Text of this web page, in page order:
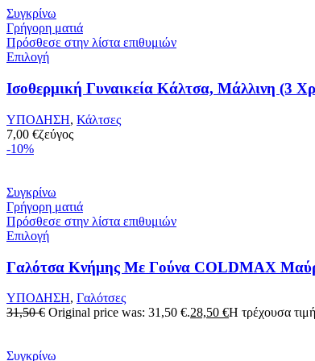
Συγκρίνω
Γρήγορη ματιά
Πρόσθεσε στην λίστα επιθυμιών
Επιλογή
Ισοθερμική Γυναικεία Κάλτσα, Μάλλινη (3
ΥΠΟΔΗΣΗ, Κάλτσες
7,00 €ζεύγος
-10%
Συγκρίνω
Γρήγορη ματιά
Πρόσθεσε στην λίστα επιθυμιών
Επιλογή
Γαλότσα Κνήμης Με Γούνα COLDMAX
ΥΠΟΔΗΣΗ, Γαλότσες
31,50€ Original price was: 31,50 €.28,50 €Η τρέχουσα
Συγκρίνω